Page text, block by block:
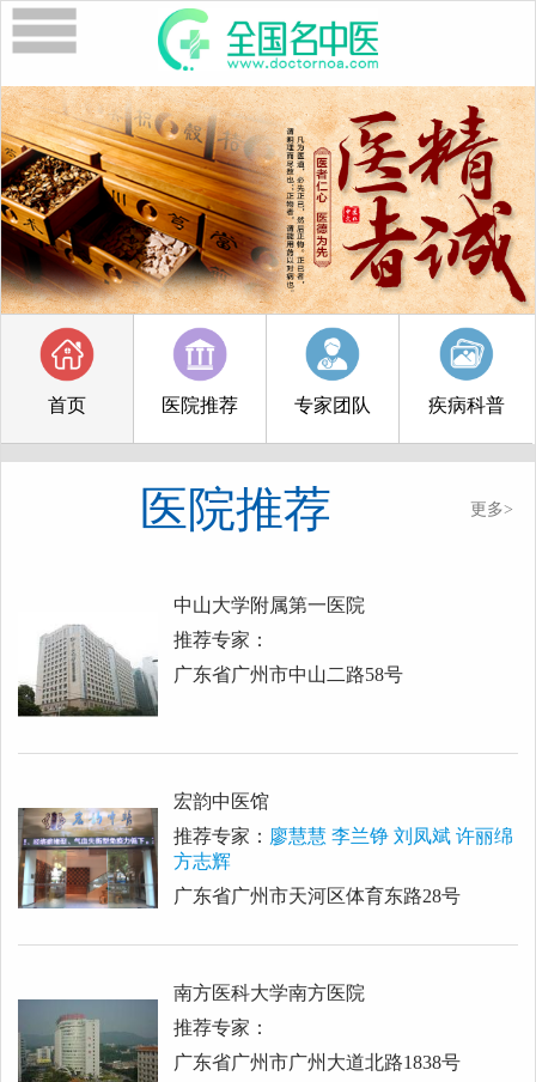
首页 医院推荐 专家团队 疾病科普
医院推荐 更多>
中山大学附属第一医院
推荐专家：
广东省广州市中山二路58号
宏韵中医馆
推荐专家： 廖慧慧 李兰铮 刘凤斌 许丽绵
方志辉
广东省广州市天河区体育东路28号
南方医科大学南方医院
推荐专家：
广东省广州市广州大道北路1838号